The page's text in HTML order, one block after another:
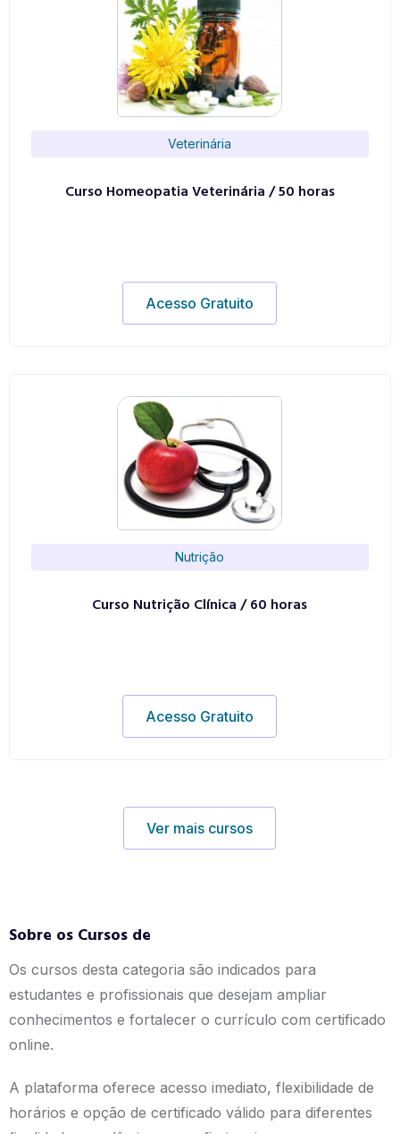
Veterinária
Curso Homeopatia Veterinária / 50 horas
Acesso Gratuito
Nutrição
Curso Nutrição Clínica / 60 horas
Acesso Gratuito
Ver mais cursos
Sobre os Cursos de
Os cursos desta categoria são indicados para
estudantes e profissionais que desejam ampliar
conhecimentos e fortalecer o currículo com certificado
online.
A plataforma oferece acesso imediato, flexibilidade de
horários e opção de certificado válido para diferentes